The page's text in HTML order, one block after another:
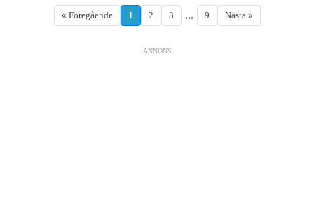
« Föregående 1 2 3 ... 9 Nästa »
ANNONS